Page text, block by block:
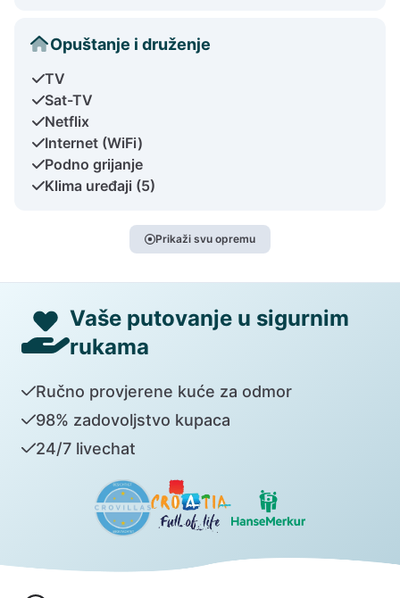
Opuštanje i druženje
TV
Sat-TV
Netflix
Internet (WiFi)
Podno grijanje
Klima uređaji (5)
Prikaži svu opremu
Vaše putovanje u sigurnim
rukama
Ručno provjerene kuće za odmor
98% zadovoljstvo kupaca
24/7 livechat